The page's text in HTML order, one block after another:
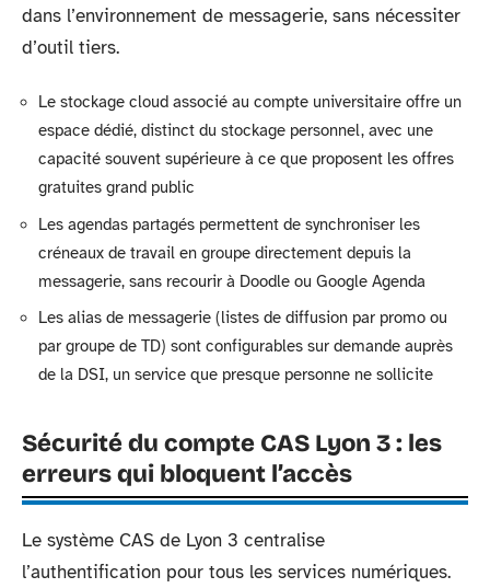
dans l’environnement de messagerie, sans nécessiter
d’outil tiers.
Le stockage cloud associé au compte universitaire offre un
espace dédié, distinct du stockage personnel, avec une
capacité souvent supérieure à ce que proposent les offres
gratuites grand public
Les agendas partagés permettent de synchroniser les
créneaux de travail en groupe directement depuis la
messagerie, sans recourir à Doodle ou Google Agenda
Les alias de messagerie (listes de diffusion par promo ou
par groupe de TD) sont configurables sur demande auprès
de la DSI, un service que presque personne ne sollicite
Sécurité du compte CAS Lyon 3 : les
erreurs qui bloquent l’accès
Le système CAS de Lyon 3 centralise
l’authentification pour tous les services numériques.